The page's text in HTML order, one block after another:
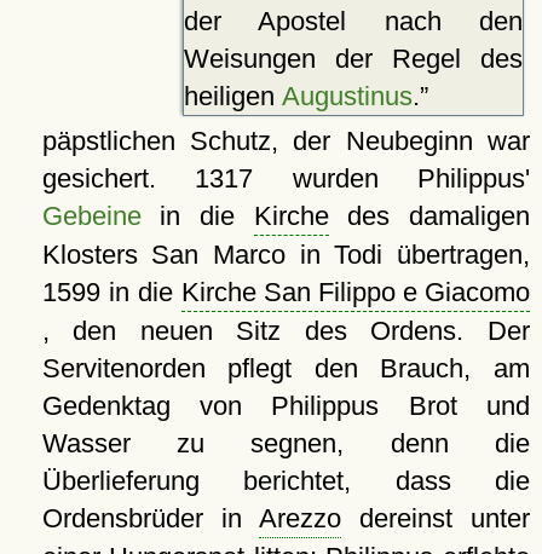
der Apostel nach den
Weisungen der Regel des
heiligen Augustinus.
päpstlichen Schutz, der Neubeginn war
gesichert. 1317 wurden Philippus'
Gebeinein die Kirchedes damaligen
Klosters San Marco in Todi übertragen,
1599 in die Kirche San Filippo e Giacomo
, den neuen Sitz des Ordens. Der
Servitenorden pflegt den Brauch, am
Gedenktag von Philippus Brot und
Wasser zu segnen, denn die
Überlieferung berichtet, dass die
Ordensbrüder inArezzo dereinst unter